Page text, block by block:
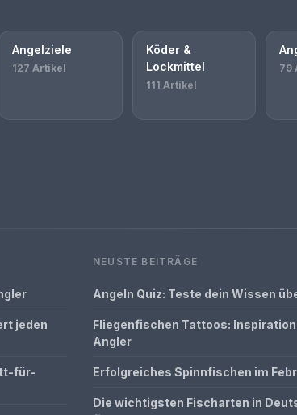
Angelziele
127 Artikel
Köder &
Lockmittel
111 Artikel
79
jeden
für-
NEUSTE BEITRÄGE
Angeln Quiz: Teste dein Wissen
Fliegenfischen Tattoos:
Angler
Erfolgreiches Spinnfischen im
Die wichtigsten Fischarten in